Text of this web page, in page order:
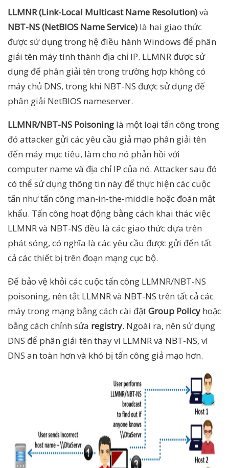
LLMNR (Link-Local Multicast Name Resolution)và
NBT-NS (NetBIOS Name Service) là hai giao thức
được sử dụng trong hệ điều hành Windows để phân
giải tên máy tính thành địa chỉ IP. LLMNR được sử
dụng để phân giải tên trong trường hợp không có
máy chủ DNS, trong khi NBT-NS được sử dụng để
phân giải NetBIOS nameserver.
LLMNR/NBT-NS Poisoning là một loại tấn công trong
đó attacker gửi các yêu cầu giả mạo phân giải tên
đến máy mục tiêu, làm cho nó phản hồi với
computer name và địa chỉ IP của nó. Attacker sau đó
có thể sử dụng thông tin này để thực hiện các cuộc
tấn như tấn công man-in-the-middle hoặc đoán mật
khẩu. Tấn công hoạt động bằng cách khai thác việc
LLMNR và NBT-NS đều là các giao thức dựa trên
phát sóng, có nghĩa là các yêu cầu được gửi đến tất
cả các thiết bị trên đoạn mạng cục bộ.
Để bảo vệ khỏi các cuộc tấn công LLMNR/NBT-NS
poisoning, nên tắt LLMNR và NBT-NS trên tất cả các
máy trong mạng bằng cách cài đặtGroup Policy hoặc
bằng cách chỉnh sửa registry. Ngoài ra, nên sử dụng
DNS để phân giải tên thay vì LLMNR và NBT-NS, vì
DNS an toàn hơn và khó bị tấn công giả mạo hơn.